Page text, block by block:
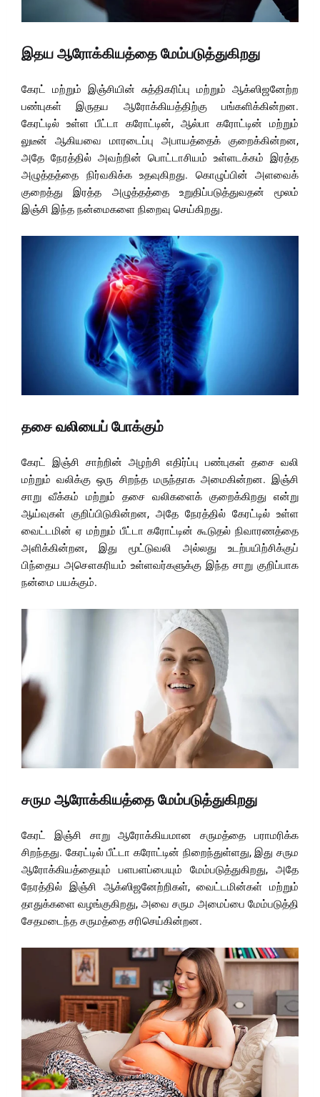
இதய ஆரோக்கியத்தை மேம்படுத்துகிறது
கேரட் மற்றும் இஞ்சியின் சுத்திகரிப்பு மற்றும் ஆக்ஸிஜனேற்ற
பண்புகள் இருதய ஆரோக்கியத்திற்கு பங்களிக்கின்றன.
கேரட்டில் உள்ள பீட்டா கரோட்டின், ஆல்பா கரோட்டின் மற்றும்
லுடீன் ஆகியவை மாரடைப்பு அபாயத்தைக் குறைக்கின்றன,
அதே நேரத்தில் அவற்றின் பொட்டாசியம் உள்ளடக்கம் இரத்த
அழுத்தத்தை நிர்வகிக்க உதவுகிறது. கொழுப்பின் அளவைக்
குறைத்து இரத்த அழுத்தத்தை உறுதிப்படுத்துவதன் மூலம்
இஞ்சி இந்த நன்மைகளை நிறைவு செய்கிறது.
தசை வலியைப் போக்கும்
கேரட் இஞ்சி சாற்றின் அழற்சி எதிர்ப்பு பண்புகள் தசை வலி
மற்றும் வலிக்கு ஒரு சிறந்த மருந்தாக அமைகின்றன. இஞ்சி
சாறு வீக்கம் மற்றும் தசை வலிகளைக் குறைக்கிறது என்று
ஆய்வுகள் குறிப்பிடுகின்றன, அதே நேரத்தில் கேரட்டில் உள்ள
வைட்டமின் ஏ மற்றும் பீட்டா கரோட்டின் கூடுதல் நிவாரணத்தை
அளிக்கின்றன, இது மூட்டுவலி அல்லது உடற்பயிற்சிக்குப்
பிந்தைய அசௌகரியம் உள்ளவர்களுக்கு இந்த சாறு குறிப்பாக
நன்மை பயக்கும்.
சரும ஆரோக்கியத்தை மேம்படுத்துகிறது
கேரட் இஞ்சி சாறு ஆரோக்கியமான சருமத்தை பராமரிக்க
சிறந்தது. கேரட்டில் பீட்டா கரோட்டின் நிறைந்துள்ளது, இது சரும
ஆரோக்கியத்தையும் பளபளப்பையும் மேம்படுத்துகிறது, அதே
நேரத்தில் இஞ்சி ஆக்ஸிஜனேற்றிகள், வைட்டமின்கள் மற்றும்
தாதுக்களை வழங்குகிறது, அவை சரும அமைப்பை மேம்படுத்தி
சேதமடைந்த சருமத்தை சரிசெய்கின்றன.